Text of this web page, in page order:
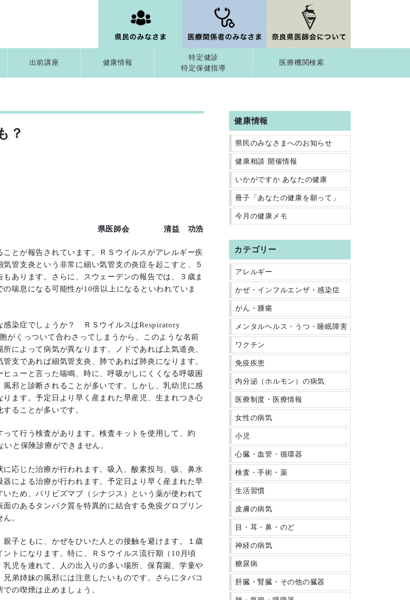
出前講座 健康情報
特定健診
特定保健指導
医療機関検索
？
県医師会 清益 功浩
とが報告されています。ＲＳウイルスがアレルギー疾
管支炎という非常に細い気管支の炎症を起こすと、５
あります。さらに、スウェーデンの報告では、３歳ま
喘息になる可能性が10倍以上になるといわれていま
染症でしょうか？ ＲＳウイルスはRespiratory
がくっついて合わさってしまうから、このような名前
によって病気が異なります。ノドであれば上気道炎、
支であれば細気管支炎、肺であれば肺炎になります。
ューと言った喘鳴、時に、呼吸がしにくくなる呼吸困
邪と診断されることが多いです。しかし、乳幼児に感
ます。予定日より早く産まれた早産児、生まれつき心
ることが多いです。
て行う検査があります。検査キットを使用して、約
と保険診療ができません。
応じた治療が行われます。吸入、酸素投与、咳、鼻水
による治療が行われます。予定日より早く産まれた早
ため、パリビズマブ（シナジス）という薬が使われて
のあるタンパク質を特異的に結合する免疫グロブリン
。
子ともに、かぜをひいた人との接触を避けます。１歳
トになります。特に、ＲＳウイルス流行期（10月頃
児を連れて、人の出入りの多い場所、保育園、学童や
弟姉妹の風邪には注意したいものです。さらにタバコ
の喫煙は止めましょう。
健康情報
県民のみなさまへのお知らせ
健康相談 開催情報
いかがですか あなたの健康
冊子「あなたの健康を願って」
今月の健康メモ
カテゴリー
アレルギー
かぜ・インフルエンザ・感染症
がん・腫瘍
メンタルヘルス・うつ・睡眠障害
ワクチン
免疫疾患
内分泌（ホルモン）の病気
医療制度・医療情報
女性の病気
小児
心臓・血管・循環器
検査・手術・薬
生活習慣
皮膚の病気
目・耳・鼻・のど
神経の病気
糖尿病
肝臓・腎臓・その他の臓器